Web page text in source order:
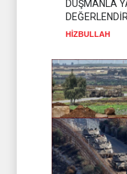
DÜŞMANLA
HİZBULLAH